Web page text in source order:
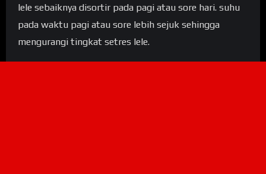
lele sebaiknya disortir pada pagi atau sore hari. suhu
pada waktu pagi atau sore lebih sejuk sehingga
mengurangi tingkat setres lele.